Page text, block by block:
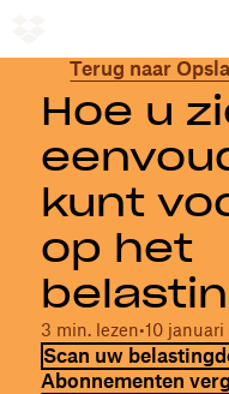
Terug naar
Hoe u
kunt
op het
3 min. lezen•10
Scan uw
Abonnementen